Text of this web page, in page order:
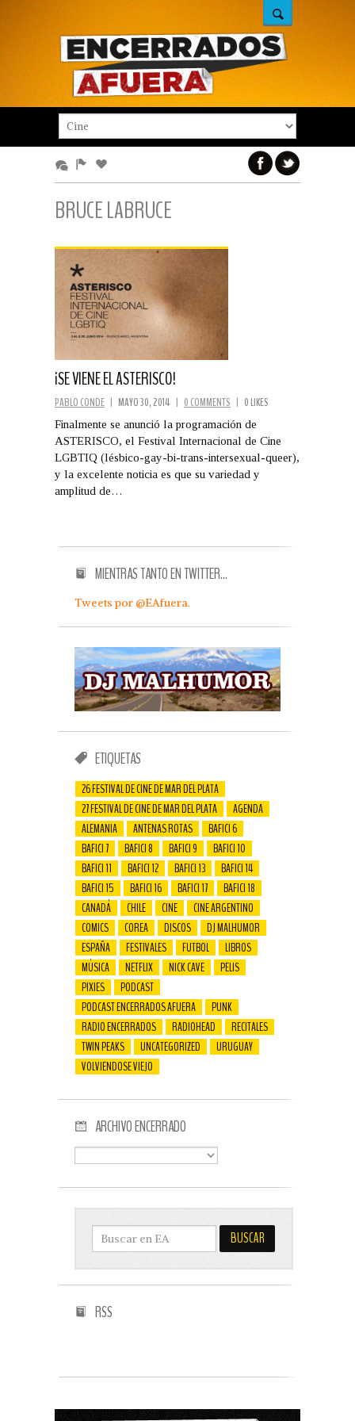
BRUCE LABRUCE
¡SE VIENE EL ASTERISCO!
PABLO CONDE | MAYO 30, 2014 | 0 COMMENTS | 0 LIKES
Finalmente se anunció la programación de
ASTERISCO, el Festival Internacional de Cine
LGBTIQ (lésbico-gay-bi-trans-intersexual-queer),
y la excelente noticia es que su variedad y
amplitud de…
MIENTRAS TANTO EN TWITTER…
Tweets por @EAfuera.
ETIQUETAS
26 FESTIVAL DE CINE DE MAR DEL PLATA
27 FESTIVAL DE CINE DE MAR DEL PLATA
AGENDA
ALEMANIA
ANTENAS ROTAS
BAFICI 6
BAFICI 7
BAFICI 8 BAFICI 9
BAFICI 10
BAFICI 11
BAFICI 12 BAFICI 13
BAFICI 14
BAFICI 15
BAFICI 16 BAFICI 17
BAFICI 18
CANADÁ
CHILE CINE
CINE ARGENTINO
COMICS
COREA DISCOS
DJ MALHUMOR
ESPAÑA
FESTIVALES FUTBOL
LIBROS
MÚSICA
NETFLIX NICK CAVE
PELIS
PIXIES
PODCAST
PODCAST ENCERRADOS AFUERA
PUNK
RADIO ENCERRADOS
RADIOHEAD
RECITALES
TWIN PEAKS
UNCATEGORIZED
URUGUAY
VOLVIENDOSE VIEJO
ARCHIVO ENCERRADO
RSS